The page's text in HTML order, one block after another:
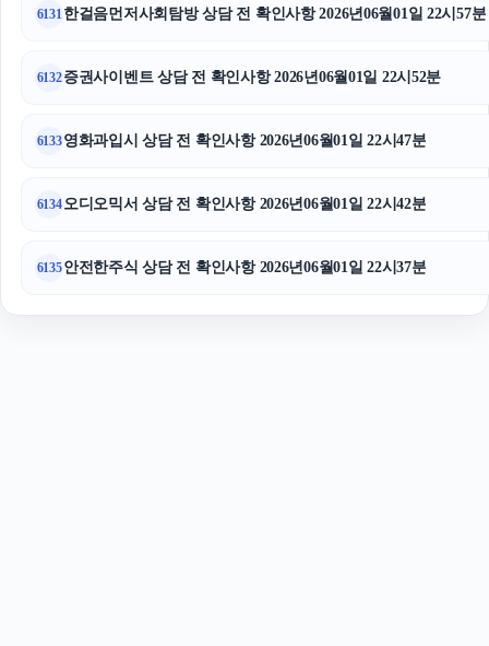
6131 한걸음먼저사회탐방 상담 전 확인사항 2026년06월01일 22시57분
6132증권사이벤트 상담 전 확인사항 2026년06월01일 22시52분
6133영화과입시 상담 전 확인사항 2026년06월01일 22시47분
6134오디오믹서 상담 전 확인사항 2026년06월01일 22시42분
6135안전한주식 상담 전 확인사항 2026년06월01일 22시37분